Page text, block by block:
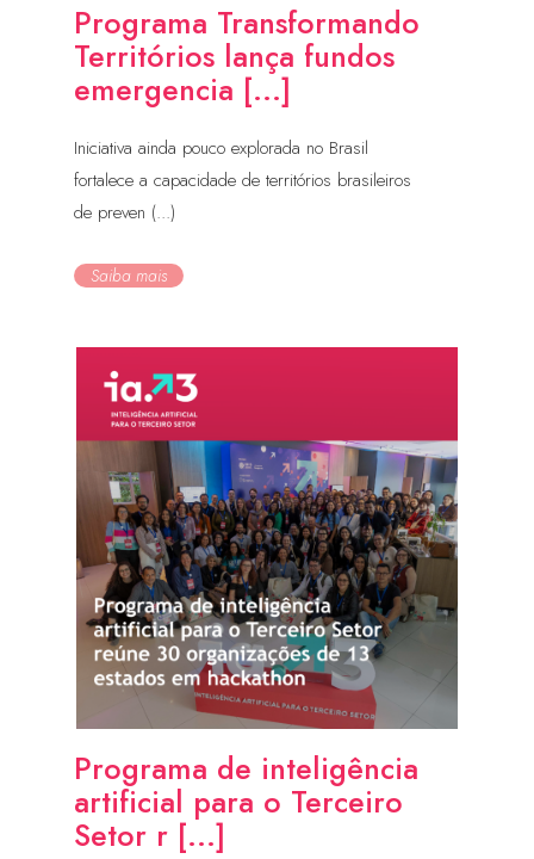
Programa Transformando
Territórios lança fundos
emergencia [...]
Iniciativa ainda pouco explorada no Brasil
fortalece a capacidade de territórios brasileiros
de preven (...)
Saiba mais
Programa de inteligência
artificial para o Terceiro
Setor r [...]